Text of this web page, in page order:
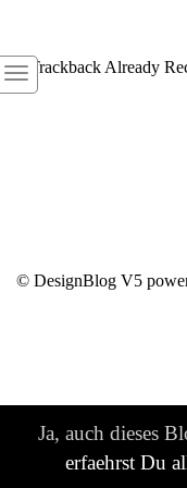
1 Trackback Already
© DesignBlog V5
Ja, auch dieses
erfaehrst Du